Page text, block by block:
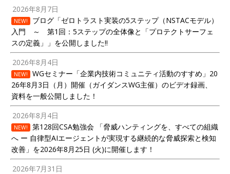
2026年8月7日
NEW!
ブログ「ゼロトラスト実装の5ステップ（NSTACモデル）
入門 ～ 第1回：5ステップの全体像と「プロテクトサーフェ
スの定義」」を公開しました!!
2026年8月4日
NEW!
WGセミナー「企業内技術コミュニティ活動のすすめ」20
26年8月3日（月）開催（ガイダンスWG主催）のビデオ録画、
資料を一般公開しました！
2026年8月4日
NEW!
第128回CSA勉強会 「脅威ハンティングを、すべての組織
へ ー 自律型AIエージェントが実現する継続的な脅威探索と検知
改善」を2026年8月25日 (火)に開催します！
2026年7月31日